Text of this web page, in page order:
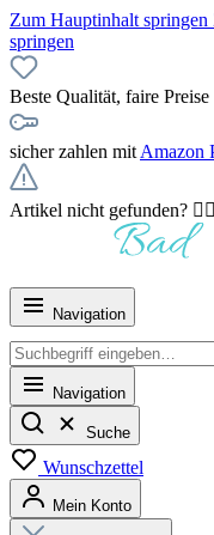
Zum Hauptinhalt springen
springen
Beste Qualität, faire Preise
sicher zahlen mit Amazon
Artikel nicht gefunden?
Navigation
Navigation
Suche
Wunschzettel
Mein Konto